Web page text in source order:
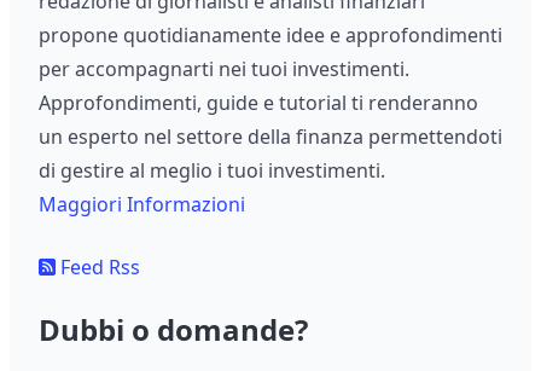
propone quotidianamente idee e approfondimenti
per accompagnarti nei tuoi investimenti.
Approfondimenti, guide e tutorial ti renderanno
un esperto nel settore della finanza permettendoti
di gestire al meglio i tuoi investimenti.
Maggiori Informazioni
Feed Rss
Dubbi o domande?